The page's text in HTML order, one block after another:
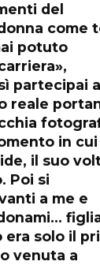
del
come
potuto
partecipai al
reale
in cui
il suo
Poi si
a me e
era solo il
venuta a